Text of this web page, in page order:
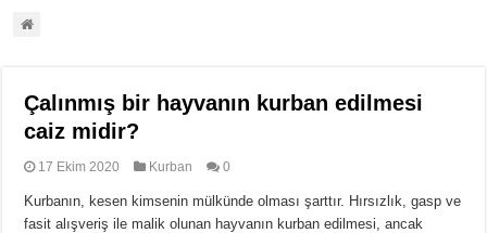
Çalınmış bir hayvanın kurban edilmesi
caiz midir?
17 Ekim 2020 Kurban 0
Kurbanın, kesen kimsenin mülkünde olması şarttır. Hırsızlık, gasp ve
fasit alışveriş ile malik olunan hayvanın kurban edilmesi, ancak